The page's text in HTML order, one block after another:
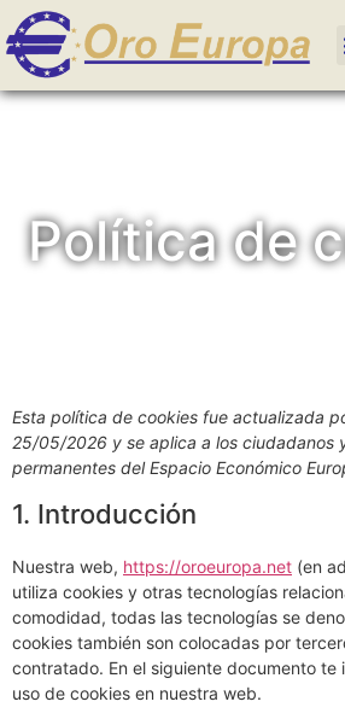
Política de
Esta política de cookies fue actualizada
25/05/2026 y se aplica a los ciudadanos
permanentes del Espacio Económico
1. Introducción
Nuestra web, https://oroeuropa.net (en
utiliza cookies y otras tecnologías
comodidad, todas las tecnologías se
cookies también son colocadas por
contratado. En el siguiente documento te
uso de cookies en nuestra web.